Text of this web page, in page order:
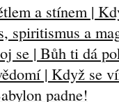
a stínem |
spiritismus a
se | Bůh ti dá
| Když se
padne!